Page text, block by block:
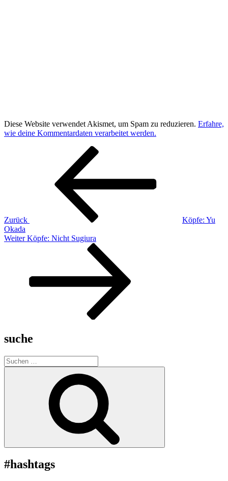
Diese Website verwendet Akismet, um Spam zu reduzieren. Erfahre,
wie deine Kommentardaten verarbeitet werden.
Beitragsnavigation
Zurück
Köpfe: Yu
Okada
Nächster
Weiter Köpfe: Nicht Sugiura
suche
Suche
nach:
#hashtags